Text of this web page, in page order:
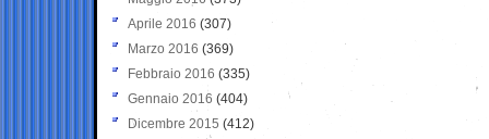
Aprile 2016 (307)
Marzo 2016 (369)
Febbraio 2016 (335)
Gennaio 2016 (404)
Dicembre 2015 (412)